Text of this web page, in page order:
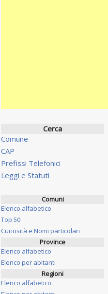
Cerca
Comune
CAP
Prefissi Telefonici
Leggi e Statuti
Comuni
Elenco alfabetico
Top 50
Curiosità e Nomi particolari
Province
Elenco alfabetico
Elenco per abitanti
Regioni
Elenco alfabetico